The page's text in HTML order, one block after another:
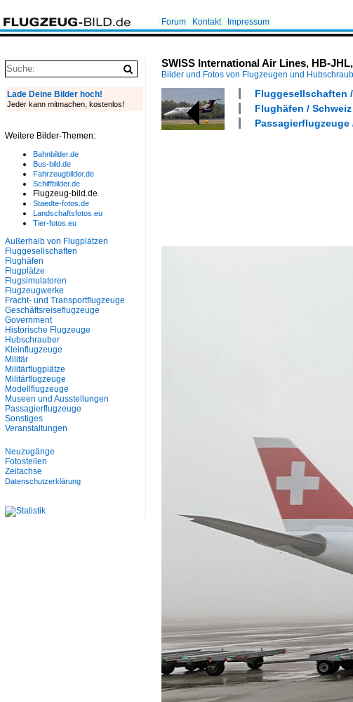
Forum Kontakt Impressum
SWISS International Air Lines, HB-
Bilder und Fotos von Flugzeugen und
Fluggesellschaften
Flughäfen /
Passagierflugzeuge
Lade Deine Bilder hoch!
Jeder kann mitmachen, kostenlos!
Weitere Bilder-Themen:
Bahnbilder.de
Bus-bild.de
Fahrzeugbilder.de
Schiffbilder.de
Flugzeug-bild.de
Staedte-fotos.de
Landschaftsfotos.eu
Tier-fotos.eu
Außerhalb von Flugplätzen
Fluggesellschaften
Flughäfen
Flugplätze
Flugsimulatoren
Flugzeugwerke
Fracht- und Transportflugzeuge
Geschäftsreiseflugzeuge
Government
Historische Flugzeuge
Hubschrauber
Kleinflugzeuge
Militär
Militärflugplätze
Militärflugzeuge
Modellflugzeuge
Museen und Ausstellungen
Passagierflugzeuge
Sonstiges
Veranstaltungen
Neuzugänge
Fotostellen
Zeitachse
Datenschutzerklärung